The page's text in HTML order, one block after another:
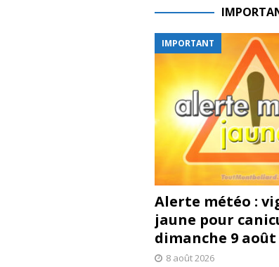
IMPORTANT
Alerte météo :
jaune pour
dimanche 9 août
8 août 2026